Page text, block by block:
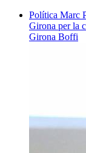
Política Marc
Girona per la
Girona Boffi